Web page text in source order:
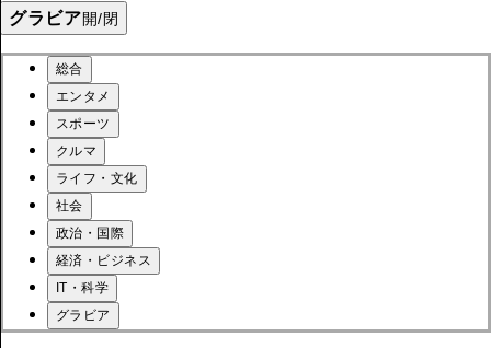
グラビア開/閉
総合
エンタメ
スポーツ
クルマ
ライフ・文化
社会
政治・国際
経済・ビジネス
IT・科学
グラビア